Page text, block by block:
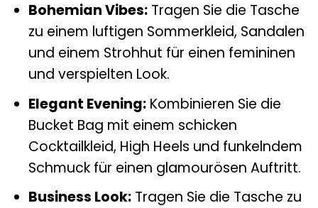
Bohemian Vibes:Tragen Sie die Tasche
zu einem luftigen Sommerkleid, Sandalen
und einem Strohhut für einen femininen
und verspielten Look.
Elegant Evening:Kombinieren Sie die
Bucket Bag mit einem schicken
Cocktailkleid, High Heels und funkelndem
Schmuck für einen glamourösen Auftritt.
Business Look:Tragen Sie die Tasche zu